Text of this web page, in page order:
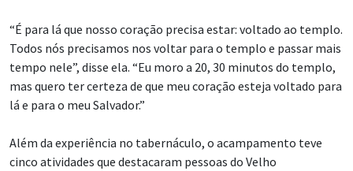
“É para lá que nosso coração precisa estar: voltado ao templo.
Todos nós precisamos nos voltar para o templo e passar mais
tempo nele”, disse ela. “Eu moro a 20, 30 minutos do templo,
mas quero ter certeza de que meu coração esteja voltado para
lá e para o meu Salvador.”
Além da experiência no tabernáculo, o acampamento teve
cinco atividades que destacaram pessoas do Velho